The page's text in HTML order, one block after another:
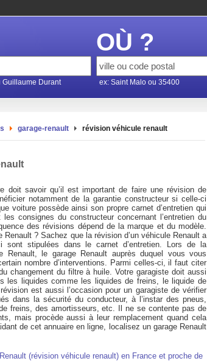
Guillaume Durant
OÙ ?
ex: Saint Malo ou 35400
garage-renault révision véhicule renault
doit savoir qu’il est important de faire une révision de
notamment de la garantie constructeur si celle-ci
voiture possède ainsi son propre carnet d’entretien qui
consignes du constructeur concernant l’entretien du
des révisions dépend de la marque et du modèle.
Renault ? Sachez que la révision d’un véhicule Renault a
sont stipulées dans le carnet d’entretien. Lors de la
Renault, le garage Renault auprès duquel vous vous
nombre d’interventions. Parmi celles-ci, il faut citer
changement du filtre à huile. Votre garagiste doit aussi
les liquides comme les liquides de freins, le liquide de
est aussi l’occasion pour un garagiste de vérifier
dans la sécurité du conducteur, à l’instar des pneus,
freins, des amortisseurs, etc. Il ne se contente pas de
mais procède aussi à leur remplacement quand cela
de cet annuaire en ligne, localisez un garage Renault
(révision véhicule renault) en France et proche de